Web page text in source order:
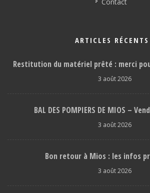
ARTICLES RÉCENTS
Restitution du matériel prêté : merci
3 août 2026
BAL DES POMPIERS DE MIOS –
3 août 2026
Bon retour à Mios : les infos
3 août 2026